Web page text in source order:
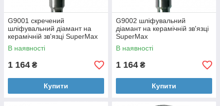
G9001 скречений
шліфувальний діамант на
керамічній зв'язці SuperMax
В наявності
1 164 ₴
Купити
G9002 шліфувальний
діамант на керамічній зв'язці
SuperMax
В наявності
1 164 ₴
Купити